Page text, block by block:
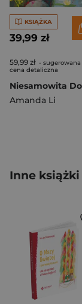
KSIĄŻKA
39,99 zł
59,99 zł - sugerowana
cena detaliczna
Amanda Li
Inne książki